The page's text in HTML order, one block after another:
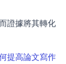
證據將其轉化
提高論文寫作